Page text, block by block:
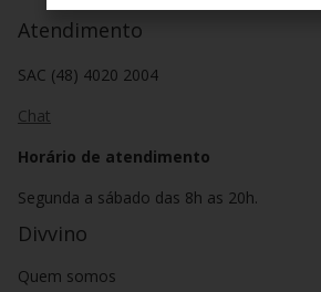
Atendimento
SAC (48) 4020 2004
Chat
Horário de atendimento
Segunda a sábado das 8h as 20h.
Divvino
Quem somos